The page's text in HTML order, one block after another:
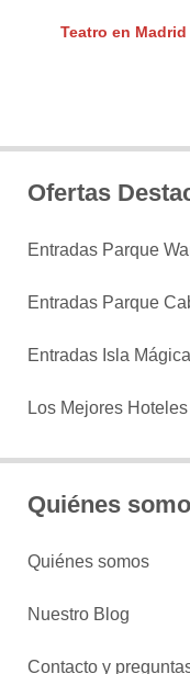
Teatro en Madrid
Ofertas
Entradas Parque
Entradas Parque
Entradas Isla Mágica
Los Mejores
Quiénes
Quiénes somos
Nuestro Blog
Contacto y